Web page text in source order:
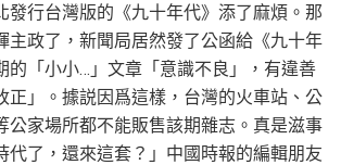
發行台灣版的《九十年代》添了麻煩。那
主政了，新聞局居然發了公函給《九十年
的「小小…」文章「意識不良」，有違善
正」。據説因爲這樣，台灣的火車站、公
公家場所都不能販售該期雜志。真是滋事
代了，還來這套？」中國時報的編輯朋友